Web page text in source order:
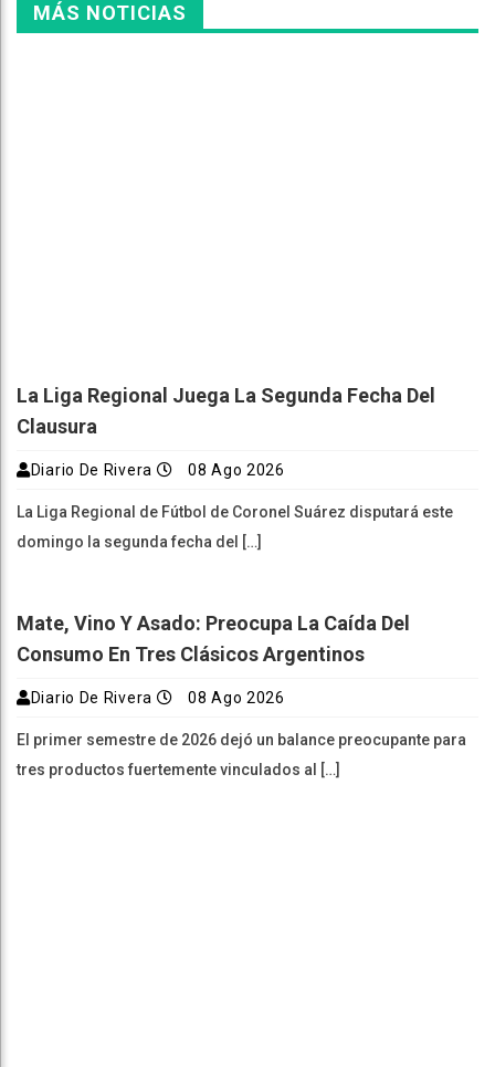
MÁS NOTICIAS
La Liga Regional Juega La Segunda Fecha Del
Clausura
Diario De Rivera 08 Ago 2026
La Liga Regional de Fútbol de Coronel Suárez disputará este
domingo la segunda fecha del […]
Mate, Vino Y Asado: Preocupa La Caída Del
Consumo En Tres Clásicos Argentinos
Diario De Rivera 08 Ago 2026
El primer semestre de 2026 dejó un balance preocupante para
tres productos fuertemente vinculados al […]